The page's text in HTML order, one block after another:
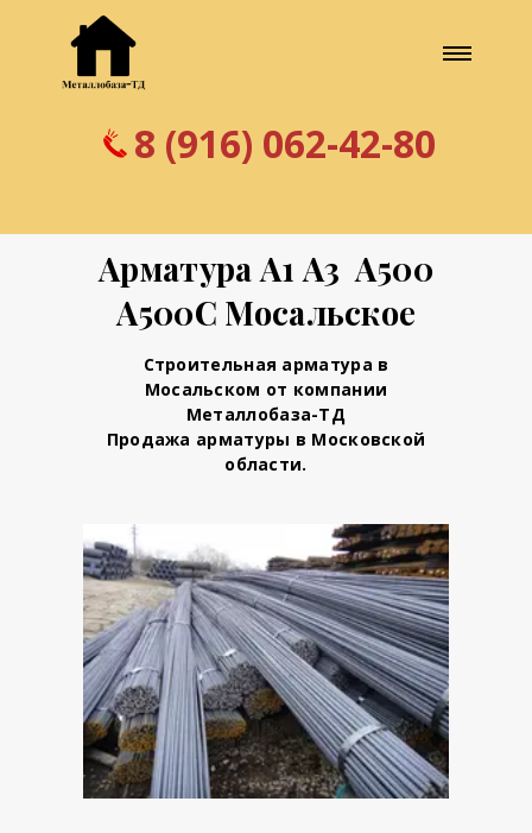
8 (916) 062-42-80
Арматура А1 А3 А500
А500С Мосальское
Строительная арматура в
Мосальском от компании
Металлобаза-ТД
Продажа арматуры в Московской
области.